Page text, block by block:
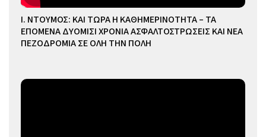
Ι. ΝΤΟΥΜΟΣ: ΚΑΙ ΤΩΡΑ Η ΚΑΘΗΜΕΡΙΝΟΤΗΤΑ – ΤΑ
ΕΠΟΜΕΝΑ ΔΥΟΜΙΣΙ ΧΡΟΝΙΑ ΑΣΦΑΛΤΟΣΤΡΩΣΕΙΣ ΚΑΙ ΝΕΑ
ΠΕΖΟΔΡΟΜΙΑ ΣΕ ΟΛΗ ΤΗΝ ΠΟΛΗ